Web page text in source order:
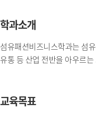
학과소개
섬유패션비즈니스학과는 섬
유통 등 산업 전반을 아우르
교육목표